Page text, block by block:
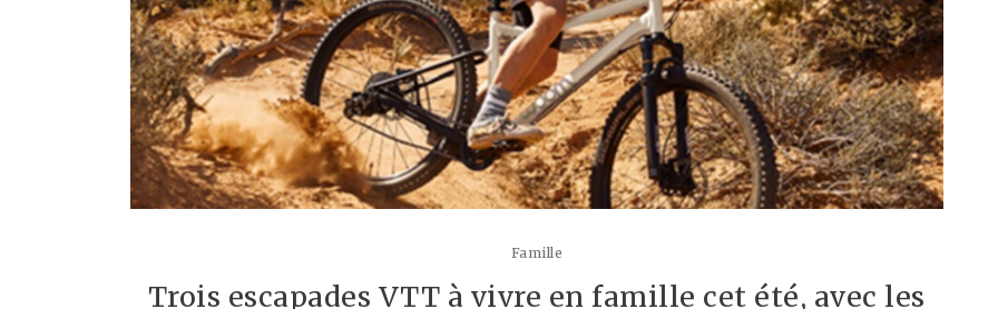
Famille
Trois escapades VTT à vivre en famille cet été, avec les